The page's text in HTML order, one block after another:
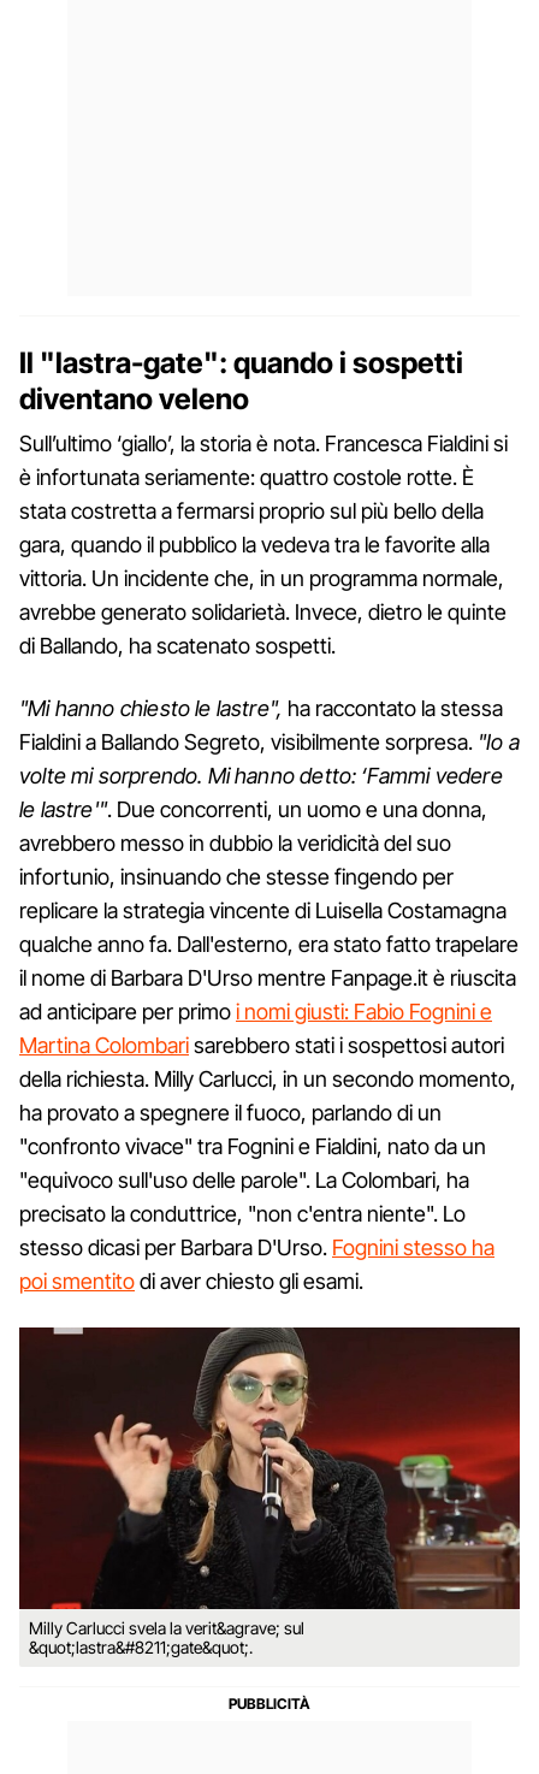
Il "lastra-gate": quando i sospetti
diventano veleno
Sull’ultimo ‘giallo’, la storia è nota. Francesca Fialdini si
è infortunata seriamente: quattro costole rotte. È
stata costretta a fermarsi proprio sul più bello della
gara, quando il pubblico la vedeva tra le favorite alla
vittoria. Un incidente che, in un programma normale,
avrebbe generato solidarietà. Invece, dietro le quinte
di Ballando, ha scatenato sospetti.
"Mi hanno chiesto le lastre", ha raccontato la stessa
Fialdini a Ballando Segreto, visibilmente sorpresa. "Io a
volte mi sorprendo. Mi hanno detto: ‘Fammi vedere
le lastre'". Due concorrenti, un uomo e una donna,
avrebbero messo in dubbio la veridicità del suo
infortunio, insinuando che stesse fingendo per
replicare la strategia vincente di Luisella Costamagna
qualche anno fa. Dall'esterno, era stato fatto trapelare
il nome di Barbara D'Urso mentre Fanpage.it è riuscita
ad anticipare per primoi nomi giusti: Fabio Fognini e
Martina Colombarisarebbero stati i sospettosi autori
della richiesta. Milly Carlucci, in un secondo momento,
ha provato a spegnere il fuoco, parlando di un
"confronto vivace" tra Fognini e Fialdini, nato da un
"equivoco sull'uso delle parole". La Colombari, ha
precisato la conduttrice, "non c'entra niente". Lo
stesso dicasi per Barbara D'Urso. Fognini stesso ha
poi smentitodi aver chiesto gli esami.
Milly Carlucci svela la verit&agrave; sul
&quot;lastra&#8211;gate&quot;.